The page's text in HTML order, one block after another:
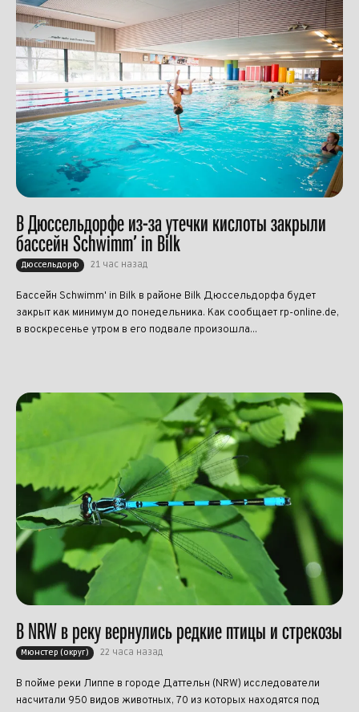
В Дюссельдорфе из-за утечки кислоты закрыли
бассейн Schwimm’ in Bilk
Дюссельдорф 21 час назад
Бассейн Schwimm' in Bilk в районе Bilk Дюссельдорфа будет
закрыт как минимум до понедельника. Как сообщает rp-online.de,
в воскресенье утром в его подвале произошла...
В NRW в реку вернулись редкие птицы и стрекозы
Мюнстер (округ) 22 часа назад
В пойме реки Липпе в городе Даттельн (NRW) исследователи
насчитали 950 видов животных, 70 из которых находятся под